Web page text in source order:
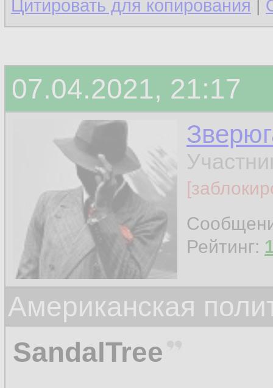
Цитировать для копирования |
07.04.2021, 21:17
Рейтинг:
Американская
SandalTree